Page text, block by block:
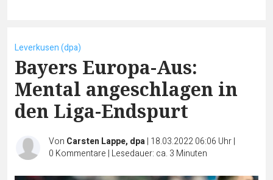
Leverkusen (dpa)
Bayers Europa-Aus:
Mental angeschlagen in
den Liga-Endspurt
Von Carsten Lappe, dpa| 18.03.2022 06:06 Uhr|
0 Kommentare | Lesedauer: ca. 3 Minuten